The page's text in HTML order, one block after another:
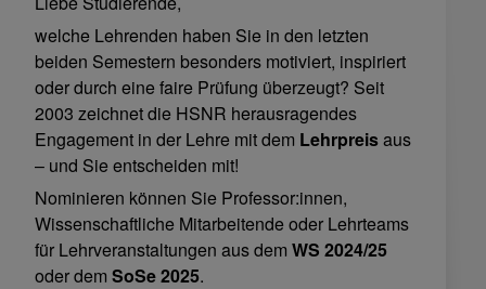
welche Lehrenden haben Sie in den letzten
beiden Semestern besonders motiviert, inspiriert
oder durch eine faire Prüfung überzeugt? Seit
2003 zeichnet die HSNR herausragendes
Engagement in der Lehre mit dem Lehrpreisaus
– und Sie entscheiden mit!
Nominieren können Sie Professor:innen,
Wissenschaftliche Mitarbeitende oder Lehrteams
für Lehrveranstaltungen aus dem WS 2024/25
oder dem SoSe 2025.